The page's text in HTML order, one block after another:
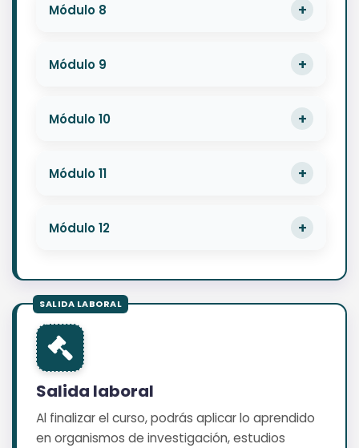
Módulo 8
Módulo 9
Módulo 10
Módulo 11
Módulo 12
Salida laboral
Al finalizar el curso, podrás aplicar lo aprendido
en organismos de investigación, estudios